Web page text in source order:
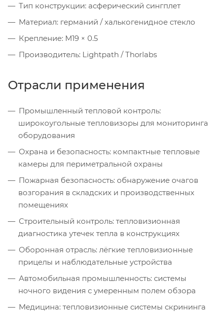
Тип конструкции: асферический сингплет
Материал: германий / халькогенидное стекло
Крепление: M19 × 0.5
Производитель: Lightpath / Thorlabs
Отрасли применения
Промышленный тепловой контроль:
широкоугольные тепловизоры для мониторинга
оборудования
Охрана и безопасность: компактные тепловые
камеры для периметральной охраны
Пожарная безопасность: обнаружение очагов
возгорания в складских и производственных
помещениях
Строительный контроль: тепловизионная
диагностика утечек тепла в конструкциях
Оборонная отрасль: лёгкие тепловизионные
прицелы и наблюдательные устройства
Автомобильная промышленность: системы
ночного видения с умеренным полем обзора
Медицина: тепловизионные системы скрининга